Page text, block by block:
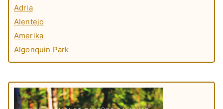
Adria
Alentejo
Amerika
Algonquin Park